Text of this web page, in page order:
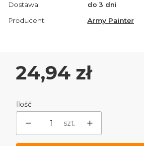
Dostawa:
do 3 dni
Producent:
Army Painter
Cena
24,94 zł
Ilość
szt.